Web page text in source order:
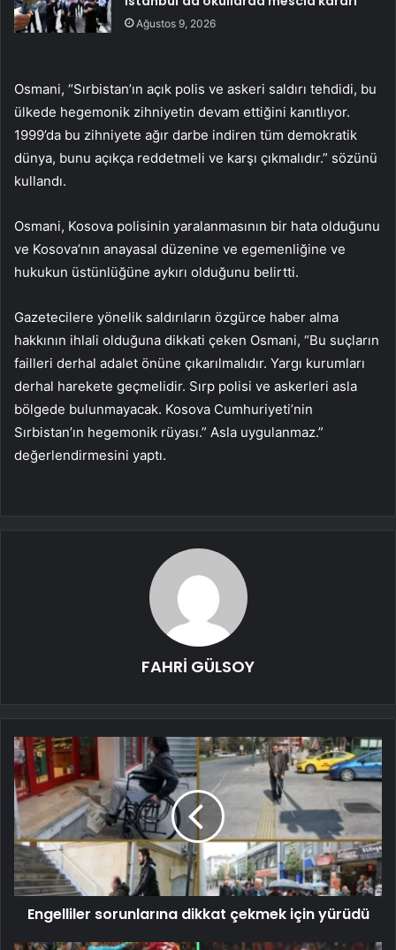
Ağustos 9, 2026
Osmani, “Sırbistan’ın açık polis ve askeri saldırı tehdidi, bu
ülkede hegemonik zihniyetin devam ettiğini kanıtlıyor.
1999’da bu zihniyete ağır darbe indiren tüm demokratik
dünya, bunu açıkça reddetmeli ve karşı çıkmalıdır.” sözünü
kullandı.
Osmani, Kosova polisinin yaralanmasının bir hata olduğunu
ve Kosova’nın anayasal düzenine ve egemenliğine ve
hukukun üstünlüğüne aykırı olduğunu belirtti.
Gazetecilere yönelik saldırıların özgürce haber alma
hakkının ihlali olduğuna dikkati çeken Osmani, “Bu suçların
failleri derhal adalet önüne çıkarılmalıdır. Yargı kurumları
derhal harekete geçmelidir. Sırp polisi ve askerleri asla
bölgede bulunmayacak. Kosova Cumhuriyeti’nin
Sırbistan’ın hegemonik rüyası.” Asla uygulanmaz.”
değerlendirmesini yaptı.
FAHRİ GÜLSOY
Engelliler sorunlarına dikkat çekmek için yürüdü